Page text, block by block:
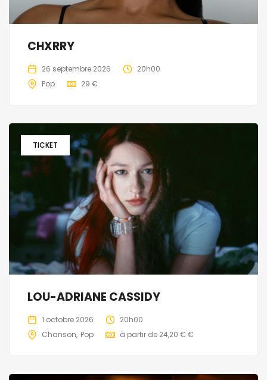
CHXRRY
26 septembre 2026
20h00
Pop
29 €
TICKET
LOU-ADRIANE CASSIDY
1 octobre 2026
20h00
Chanson Pop à partir de 24,20 € €